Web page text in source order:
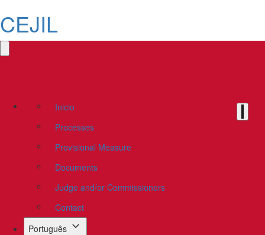
CEJIL
Inicio
Processes
Provisional Measure
Documents
Judge and/or Commissioners
Contact
Português